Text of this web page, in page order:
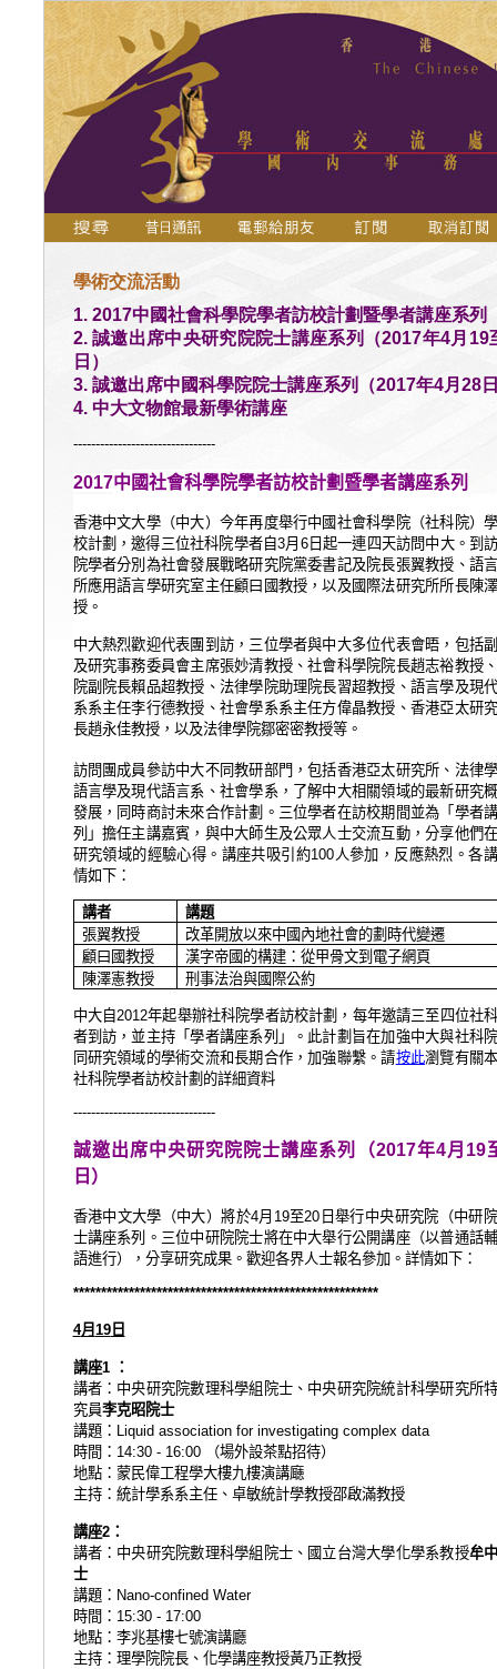
學術交流活動
1. 2017中國社會科學院學者訪校計劃暨學者講座系列
2. 誠邀出席中央研究院院士講座系列（2017年4月19
日）
3. 誠邀出席中國科學院院士講座系列（2017年4月28
4. 中大文物館最新學術講座
--------------------------------
2017中國社會科學院學者訪校計劃暨學者講座系列
香港中文大學（中大）今年再度舉行中國社會科學院（社科院）
校計劃，邀得三位社科院學者自3月 6日起一連四天訪問中大。到
院學者分別為社會發展戰略研究院黨委書記及院長張翼教授、語
所應用語言學研究室主任顧曰國教授，以及國際法研究所所長陳
授。
中大熱烈歡迎代表團到訪，三位學者與中大多位代表會晤，包括
及研究事務委員會主席張妙清教授、社會科學院院長趙志裕教授
院副院長賴品超教授、法律學院助理院長習超教授、語言學及現
系系主任李行德教授、社會學系系主任方偉晶教授、香港亞太研
長趙永佳教授，以及法律學院鄒密密教授等。
訪問團成員參訪中大不同教研部門，包括香港亞太研究所、法律
語言學及現代語言系、社會學系，了解中大相關領域的最新研究
發展，同時商討未來合作計劃。三位學者在訪校期間並為「學者
列」擔任主講嘉賓，與中大師生及公眾人士交流互動，分享他們
研究領域的經驗心得。講座共吸引約100人參加，反應熱烈。各
情如下：
講者
講題
張翼教授
改革開放以來中國內地社會的劃時代變遷
顧曰國教授
漢字帝國的構建：從甲骨文到電子網頁
陳澤憲教授
刑事法治與國際公約
中大自2012年起舉辦社科院學者訪校計劃，每年邀請三至四位社
者到訪，並主持「學者講座系列」。此計劃旨在加強中大與社科
同研究領域的學術交流和長期合作，加強聯繫。請按此瀏覽有關
社科院學者訪校計劃的詳細資料
--------------------------------
誠邀出席中央研究院院士講座系列（2017年4月 19
日）
香港中文大學（中大）將於4月 19至20 日舉行中央研究院（中研
士講座系列。三位中研院院士將在中大舉行公開講座（以普通話
語進行）， 分享研究成果。歡迎各界人士報名參加。詳情如下：
*******************************************************
4月19日
講座1
：
講者：中央研究院數理科學組院士、中央研究院統計科學研究所
究員李克昭院士
講題：
Liquid association for investigating complex data
時間： 14:30 - 16:00
（場外設茶點招待）
地點：蒙民偉工程學大樓九樓演講廰
主持：統計學系系主任、卓敏統計學教授邵啟滿教授
講座2：
講者：中央研究院數理科學組院士、國立台灣大學化學系教授牟
士
講題： Nano-confined Water
時間： 15:30 - 17:00
地點： 李兆基樓七號演講廳
主持：理學院院長、化學講座教授黃乃正教授